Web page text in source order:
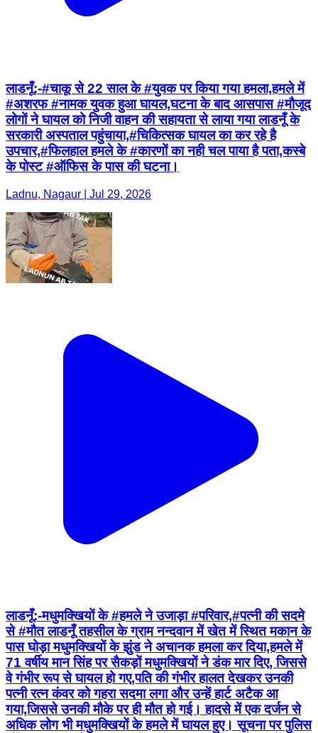
लाडनूँ:-#चाकू से 22 साल के #युवक पर किया गया हमला,हमले में
#अशरफ #नामक युवक हुआ घायल,घटना के बाद आसपास #मौजूद
लोगों ने घायल को निजी वाहन की सहायता से लाया गया लाडनूँ के
सरकारी अस्पताल पहुंचाया,#चिकित्सक घायल का कर रहे है
उपचार,#फिलहाल हमले के #कारणों का नही चल पाया है पता,कस्बे
के पोस्ट #ऑफिस के पास की घटना।
Ladnu, Nagaur | Jul 29, 2026
लाडनूँ:-मधुमक्खियों के #हमले ने उजाड़ा #परिवार,#पत्नी की सदमे
से #मौत लाडनूँ तहसील के ग्राम नन्दवान में खेत में स्थित मकान के
पास घोड़ा मधुमक्खियों के झुंड ने अचानक हमला कर दिया,हमले में
71 वर्षीय मान सिंह पर सैकड़ों मधुमक्खियों ने डंक मार दिए, जिससे
वे गंभीर रूप से घायल हो गए,पति की गंभीर हालत देखकर उनकी
पत्नी रत्न कंवर को गहरा सदमा लगा और उन्हें हार्ट अटैक आ
गया,जिससे उनकी मौके पर ही मौत हो गई। हादसे में एक दर्जन से
अधिक लोग भी मधुमक्खियों के हमले में घायल हुए। सूचना पर पुलिस